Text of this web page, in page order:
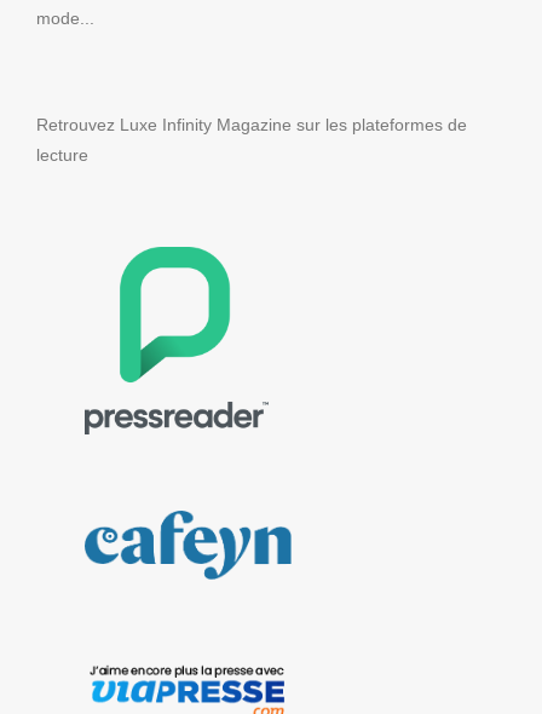
mode...
Retrouvez Luxe Infinity Magazine sur les plateformes de
lecture